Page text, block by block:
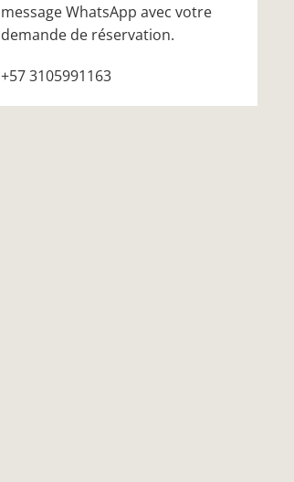
message WhatsApp avec votre
demande de réservation.
+57 3105991163